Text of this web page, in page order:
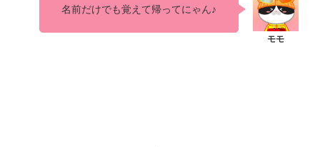
名前だけでも覚えて帰ってにゃん♪